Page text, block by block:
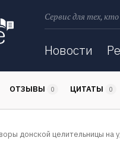
Сервис для тех,
Новости
ОТЗЫВЫ 0 ЦИТАТЫ 0
донской целительницы на